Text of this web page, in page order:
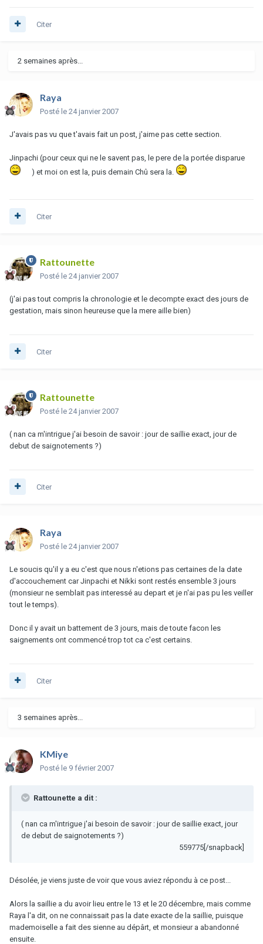
Citer
2 semaines après...
Raya
Posté le 24 janvier 2007
J'avais pas vu que t'avais fait un post, j'aime pas cette section.
Jinpachi (pour ceux qui ne le savent pas, le pere de la portée disparue
) et moi on est la, puis demain Chû sera la.
Citer
Rattounette
Posté le 24 janvier 2007
(j'ai pas tout compris la chronologie et le decompte exact des jours de
gestation, mais sinon heureuse que la mere aille bien)
Citer
Rattounette
Posté le 24 janvier 2007
( nan ca m'intrigue j'ai besoin de savoir : jour de saillie exact, jour de
debut de saignotements ?)
Citer
Raya
Posté le 24 janvier 2007
Le soucis qu'il y a eu c'est que nous n'etions pas certaines de la date
d'accouchement car Jinpachi et Nikki sont restés ensemble 3 jours
(monsieur ne semblait pas interessé au depart et je n'ai pas pu les veiller
tout le temps).
Donc il y avait un battement de 3 jours, mais de toute facon les
saignements ont commencé trop tot ca c'est certains.
Citer
3 semaines après...
KMiye
Posté le 9 février 2007
Rattounette a dit :
( nan ca m'intrigue j'ai besoin de savoir : jour de saillie exact, jour
de debut de saignotements ?)
559775[/snapback]
Désolée, je viens juste de voir que vous aviez répondu à ce post...
Alors la saillie a du avoir lieu entre le 13 et le 20 décembre, mais comme
Raya l'a dit, on ne connaissait pas la date exacte de la saillie, puisque
mademoiselle a fait des sienne au dépârt, et monsieur a abandonné
ensuite.